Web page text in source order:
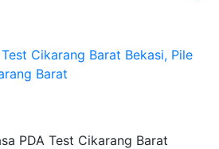
Test Cikarang Barat Bekasi, Pile
Barat
PDA Test Cikarang Barat